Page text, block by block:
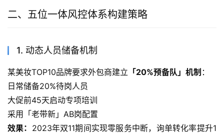
二、五位一体风控体系构建策略
1. 动态人员储备机制
某美妆TOP10品牌要求外包商建立 「20%预备队」机制 ：
日常储备20%待岗人员
大促前45天启动专项培训
采用「老带新」AB岗配置
效果： 2023年双11期间实现零服务中断，询单转化率提升1